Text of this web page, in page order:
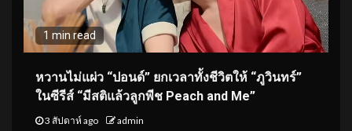
1 min read
หวานไม่แผ่ว “ปอนด์” ยกเวลาทั้งชีวิตให้ “ภูวินทร์”
ในซีรีส์ “มีสติแล้วลูกพีช Peach and Me”
3 สัปดาห์ ago admin